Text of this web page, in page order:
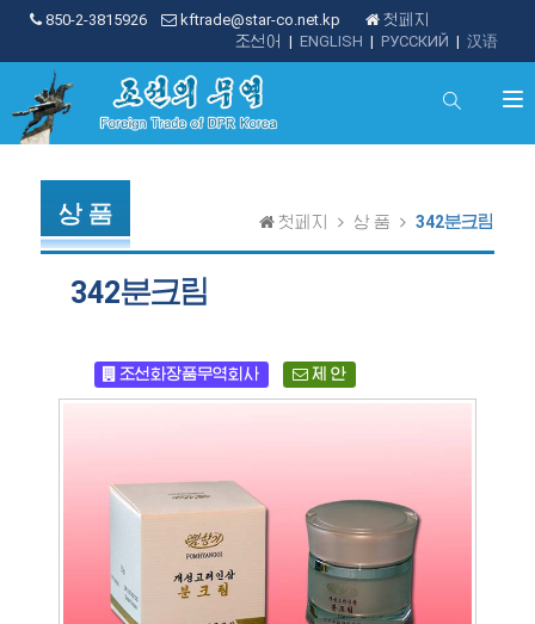
850-2-3815926 kftrade@star-co.net.kp
첫페지
| 汉语
| РУССКИЙ
| ENGLISH
조선어
상 품 첫페지 상 품 342분크림
342분크림
조선화장품무역회사 제 안